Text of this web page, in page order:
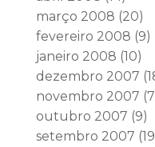
março 2008 (20)
fevereiro 2008 (9)
janeiro 2008 (10)
dezembro 2007
novembro 2007
outubro 2007 (9)
setembro 2007